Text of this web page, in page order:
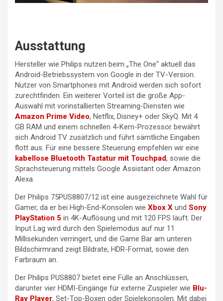
Ausstattung
Hersteller wie Philips nutzen beim „The One“ aktuell das
Android-Betriebssystem von Google in der TV-Version.
Nutzer von Smartphones mit Android werden sich sofort
zurechtfinden. Ein weiterer Vorteil ist die große App-
Auswahl mit vorinstallierten Streaming-Diensten wie
Amazon Prime Video, Netflix, Disney+ oder SkyQ. Mit 4
GB RAM und einem schnellen 4-Kern-Prozessor bewährt
sich Android TV zusätzlich und führt sämtliche Eingaben
flott aus. Für eine bessere Steuerung empfehlen wir eine
kabellose Bluetooth Tastatur mit Touchpad, sowie die
Sprachsteuerung mittels Google Assistant oder Amazon
Alexa.
Der Philips 75PUS8807/12 ist eine ausgezeichnete Wahl für
Gamer, da er bei High-End-Konsolen wie Xbox X und Sony
PlayStation 5 in 4K-Auflösung und mit 120 FPS läuft. Der
Input Lag wird durch den Spielemodus auf nur 11
Millisekunden verringert, und die Game Bar am unteren
Bildschirmrand zeigt Bildrate, HDR-Format, sowie den
Farbraum an.
Der Philips PUS8807 bietet eine Fülle an Anschlüssen,
darunter vier HDMI-Eingänge für externe Zuspieler wie Blu-
Ray Player, Set-Top-Boxen oder Spielekonsolen. Mit dabei